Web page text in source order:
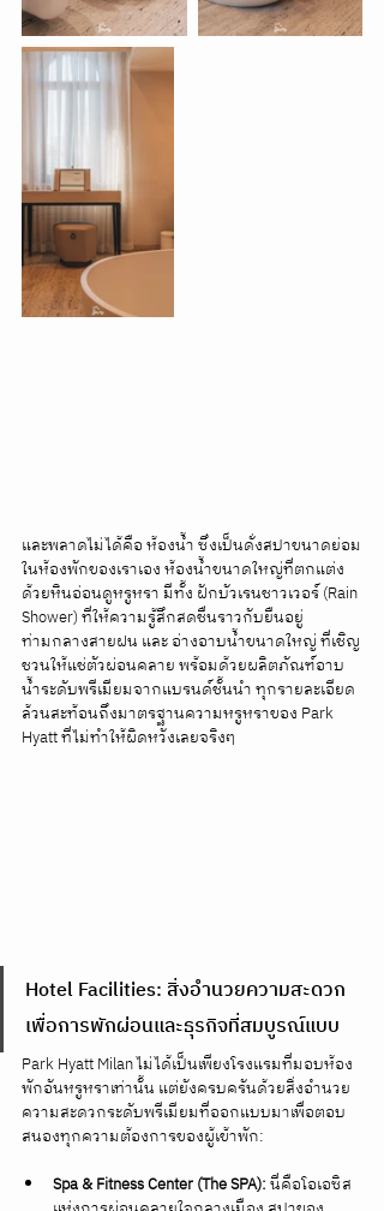
และพลาดไม่ได้คือ ห้องน้ำ ซึ่งเป็นดั่งสปาขนาดย่อม
ในห้องพักของเราเอง ห้องน้ำขนาดใหญ่ที่ตกแต่ง
ด้วยหินอ่อนดูหรูหรา มีทั้ง ฝักบัวเรนชาวเวอร์ (Rain
Shower) ที่ให้ความรู้สึกสดชื่นราวกับยืนอยู่
ท่ามกลางสายฝน และ อ่างอาบน้ำขนาดใหญ่ ที่เชิญ
ชวนให้แช่ตัวผ่อนคลาย พร้อมด้วยผลิตภัณฑ์อาบ
น้ำระดับพรีเมียมจากแบรนด์ชั้นนำ ทุกรายละเอียด
ล้วนสะท้อนถึงมาตรฐานความหรูหราของ Park
Hyatt ที่ไม่ทำให้ผิดหวังเลยจริงๆ
Hotel Facilities: สิ่งอำนวยความสะดวก
เพื่อการพักผ่อนและธุรกิจที่สมบูรณ์แบบ
Park Hyatt Milan ไม่ได้เป็นเพียงโรงแรมที่มอบห้อง
พักอันหรูหราเท่านั้น แต่ยังครบครันด้วยสิ่งอำนวย
ความสะดวกระดับพรีเมียมที่ออกแบบมาเพื่อตอบ
สนองทุกความต้องการของผู้เข้าพัก:
Spa & Fitness Center (The SPA): นี่คือโอเอซิส